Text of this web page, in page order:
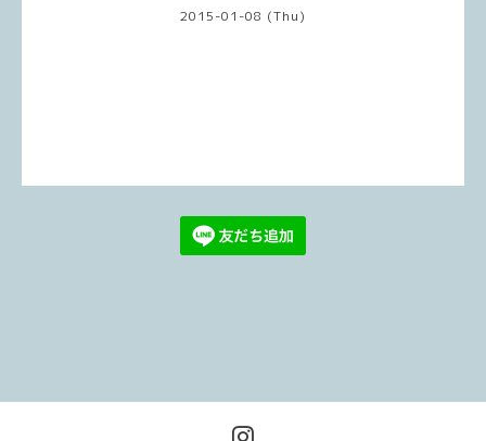
2015-01-08 (Thu)